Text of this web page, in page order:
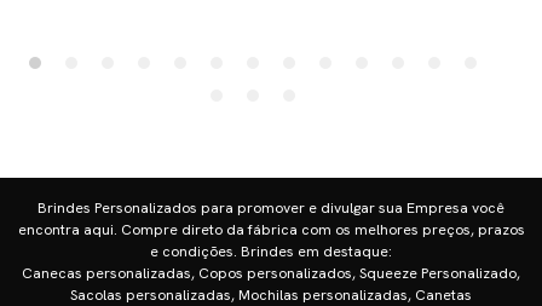
Brindes Personalizados para promover e divulgar sua Empresa você
encontra aqui. Compre direto da fábrica com os melhores preços, prazos
e condições. Brindes em destaque:
Canecas personalizadas, Copos personalizados, Squeeze Personalizado,
Sacolas personalizadas, Mochilas personalizadas, Canetas